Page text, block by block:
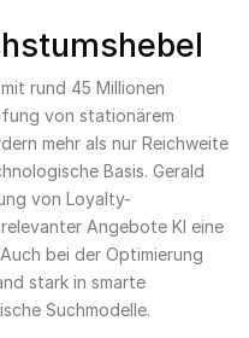
rund 45 Millionen
von stationärem
mehr als nur Reichweite
Basis. Gerald
von Loyalty-
Angebote KI eine
bei der Optimierung
stark in smarte
Suchmodelle.